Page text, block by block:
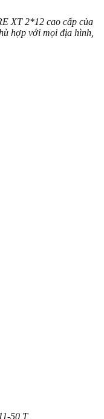
XT 2*12 cao cấp của
hợp với mọi địa hình,
50 T